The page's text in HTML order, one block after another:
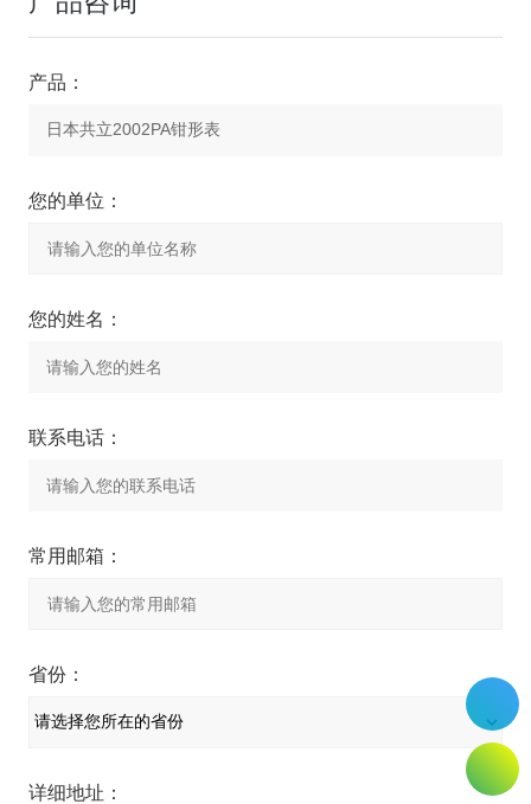
产品：
您的单位：
您的姓名：
联系电话：
常用邮箱：
省份：
详细地址：